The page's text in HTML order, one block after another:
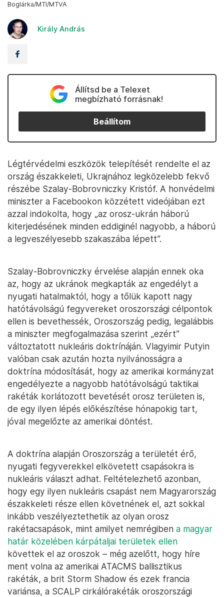
Boglárka/MTI/MTVA
Király András
Állítsd be a Telexet
megbízható forrásnak!
Beállítom
Légtérvédelmi eszközök telepítését rendelte el az
ország északkeleti, Ukrajnához legközelebb fekvő
részébe Szalay-Bobrovniczky Kristóf. A honvédelmi
miniszter a Facebookon közzétett videójában ezt
azzal indokolta, hogy „az orosz-ukrán háború
kiterjedésének minden eddiginél nagyobb, a háború
a legveszélyesebb szakaszába lépett”.
Szalay-Bobrovniczky érvelése alapján ennek oka
az, hogy az ukránok megkapták az engedélyt a
nyugati hatalmaktól, hogy a tőlük kapott nagy
hatótávolságú fegyvereket oroszországi célpontok
ellen is bevethessék, Oroszország pedig, legalábbis
a miniszter megfogalmazása szerint „ezért”
változtatott nukleáris doktrínáján. Vlagyimir Putyin
valóban csak azután hozta nyilvánosságra a
doktrína módosítását, hogy az amerikai kormányzat
engedélyezte a nagyobb hatótávolságú taktikai
rakéták korlátozott bevetését orosz területen is,
de egy ilyen lépés előkészítése hónapokig tart,
jóval megelőzte az amerikai döntést.
A doktrína alapján Oroszország a területét érő,
nyugati fegyverekkel elkövetett csapásokra is
nukleáris választ adhat. Feltételezhető azonban,
hogy egy ilyen nukleáris csapást nem Magyarország
északkeleti része ellen követnének el, azt sokkal
inkább veszélyeztethetik az olyan orosz
rakétacsapások, mint amilyet nemrégiben a magyar
határ közelében kárpátaljai területek ellen
követtek el az oroszok – még azelőtt, hogy híre
ment volna az amerikai ATACMS ballisztikus
rakéták, a brit Storm Shadow és ezek francia
variánsa, a SCALP cirkálórakéták oroszországi